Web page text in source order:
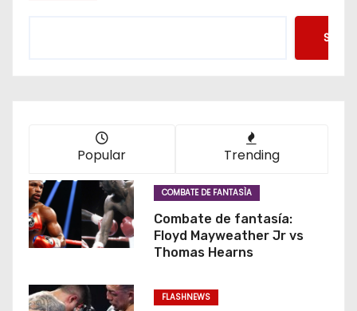
Popular Trending
COMBATE DE FANTASÌA
Combate de fantasía:
Floyd Mayweather Jr vs
Thomas Hearns
FLASHNEWS